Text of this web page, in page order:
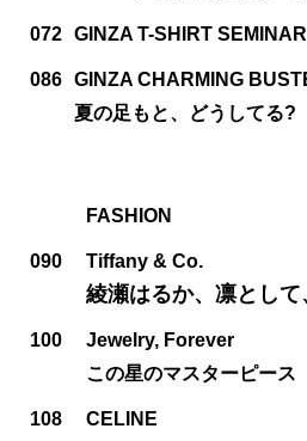
072 GINZA T-SHIRT SEMINAR
086 GINZA CHARMING
夏の足もと、どうしてる?
FASHION
090 Tiffany & Co.
綾瀬はるか、凛として
100
Jewelry, Forever
この星のマスターピース
108
CELINE